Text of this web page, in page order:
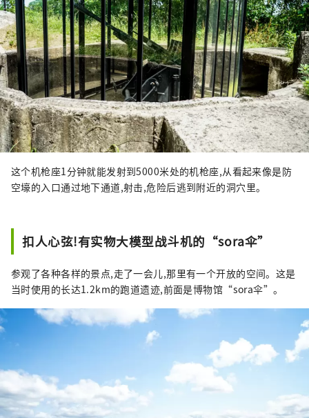
这个机枪座1分钟就能发射到5000米处的机枪座,从看起来像是防
空壕的入口通过地下通道,射击,危险后逃到附近的洞穴里。
扣人心弦!有实物大模型战斗机的“sora伞”
参观了各种各样的景点,走了一会儿,那里有一个开放的空间。这是
当时使用的长达1.2km的跑道遗迹,前面是博物馆“sora伞”。